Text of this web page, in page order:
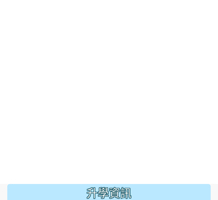
升學資訊